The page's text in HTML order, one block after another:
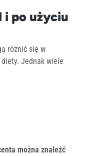
i po użyciu
różnić się w
Jednak wiele
można znaleźć